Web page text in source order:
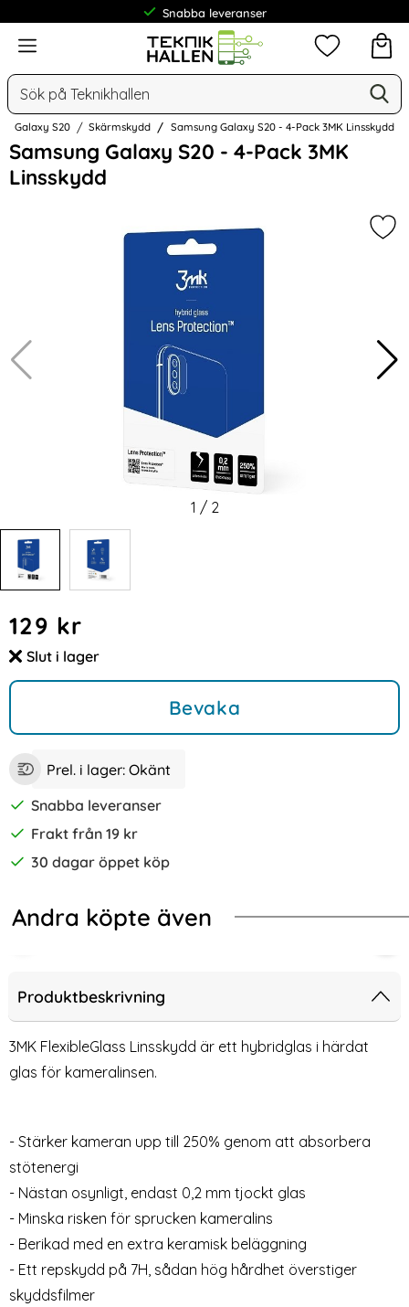
Snabba leveranser
Meny
Sök
Mina
Galaxy S20 Skärmskydd Samsung Galaxy S20 - 4-Pack 3MK Linsskydd
Samsung Galaxy S20 - 4-Pack 3MK
Linsskydd
Hoppa
över
Bilder
1 / 2
pris
129 kr
Tillgänglighet:
Slut i lager
Bevaka
Prel. i lager: Okänt
Snabba leveranser
Frakt från 19 kr
30 dagar öppet köp
Andra köpte även
- Roséguld
S20 - Plånboksfodral I Äkta Läder - Välj Färg! (Svart)
Samsung Galaxy S20 - Crazy
Horse Plånboksfodral - Välj
Färg! (Svart)
Art. nr 4918
rea pris
89 kr Välj ...
Samsung Galaxy S20 - Crazy
Samsung Galaxy S20 -
Art. nr 6030
rea pris
99 krtidigare pris
139 kr
Samsung Galaxy S20 -
Produktbeskrivning
3MK FlexibleGlass Linsskydd är ett hybridglas i härdat
glas för kameralinsen.
- Stärker kameran upp till 250% genom att absorbera
stötenergi
- Nästan osynligt, endast 0,2 mm tjockt glas
- Minska risken för sprucken kameralins
- Berikad med en extra keramisk beläggning
- Ett repskydd på 7H, sådan hög hårdhet överstiger
skyddsfilmer